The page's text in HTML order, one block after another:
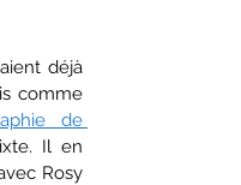
déjà
comme
de
Il en
Rosy